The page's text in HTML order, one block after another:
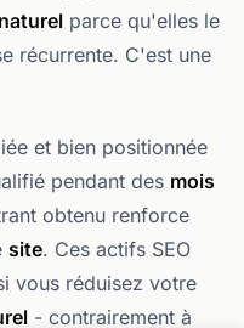
parce qu'elles le
récurrente. C'est une
et bien positionnée
pendant des mois
obtenu renforce
site. Ces actifs SEO
vous réduisez votre
- contrairement à